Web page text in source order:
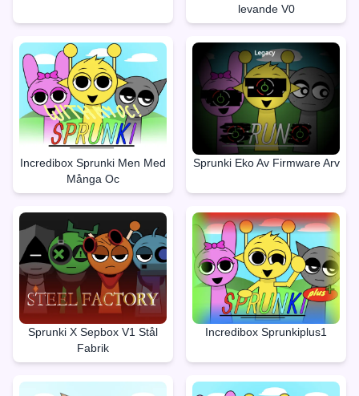
levande V0
Incredibox Sprunki Men Med
Många Oc
Sprunki Eko Av Firmware Arv
Sprunki X Sepbox V1 Stål
Fabrik
Incredibox Sprunkiplus1